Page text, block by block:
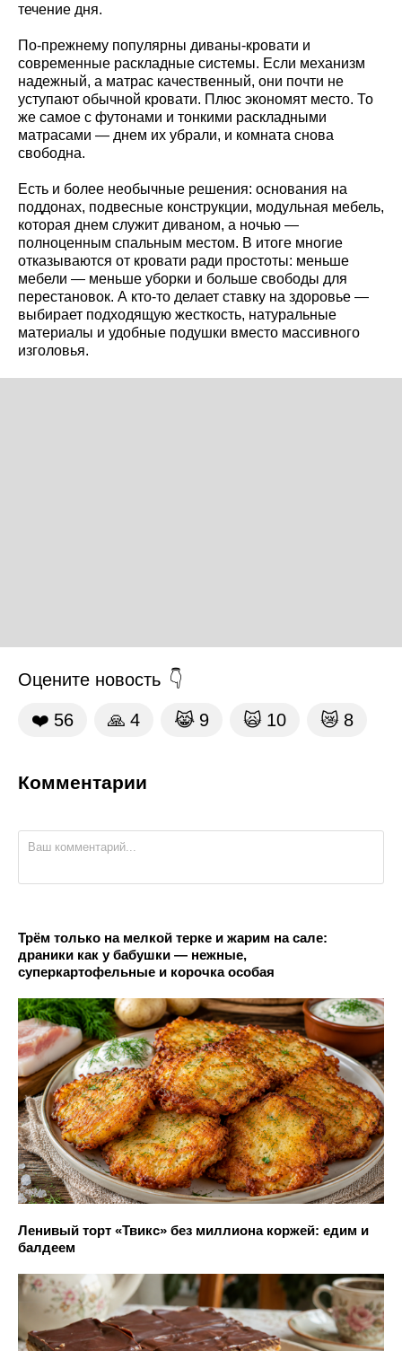
течение дня.
По-прежнему популярны диваны-кровати и
современные раскладные системы. Если механизм
надежный, а матрас качественный, они почти не
уступают обычной кровати. Плюс экономят место. То
же самое с футонами и тонкими раскладными
матрасами — днем их убрали, и комната снова
свободна.
Есть и более необычные решения: основания на
поддонах, подвесные конструкции, модульная мебель,
которая днем служит диваном, а ночью —
полноценным спальным местом. В итоге многие
отказываются от кровати ради простоты: меньше
мебели — меньше уборки и больше свободы для
перестановок. А кто-то делает ставку на здоровье —
выбирает подходящую жесткость, натуральные
материалы и удобные подушки вместо массивного
изголовья.
Оцените новость
❤️ 56 🙏 4 😹 9 🙀 10 😿 8
Комментарии
Трём только на мелкой терке и жарим на сале:
драники как у бабушки — нежные,
суперкартофельные и корочка особая
Ленивый торт «Твикс» без миллиона коржей: едим и
балдеем